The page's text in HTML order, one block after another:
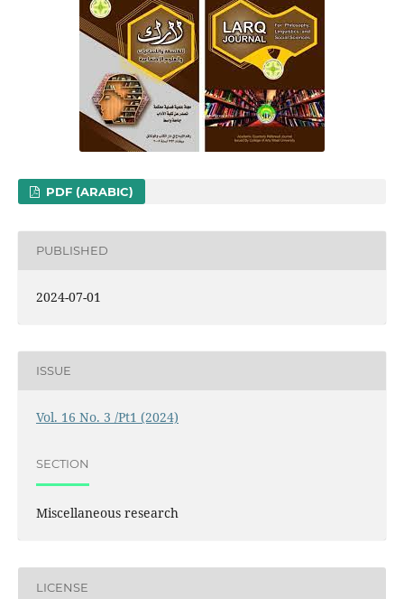
PDF (ARABIC)
PUBLISHED
2024-07-01
ISSUE
Vol. 16 No. 3 /Pt1 (2024)
SECTION
Miscellaneous research
LICENSE